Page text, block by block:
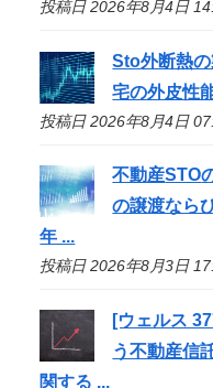
投稿日 2026年8月4日
Sto外断熱
宅の外皮性
投稿日 2026年8月4日
不動産STO
の譲渡なら
年 ...
投稿日 2026年8月3日
[ウェルス
う不動産信
関する ...